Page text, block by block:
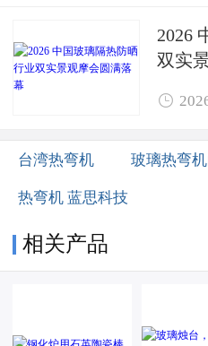
2026
双实

台湾热弯机 玻璃热弯
热弯机 蓝思科技
相关产品